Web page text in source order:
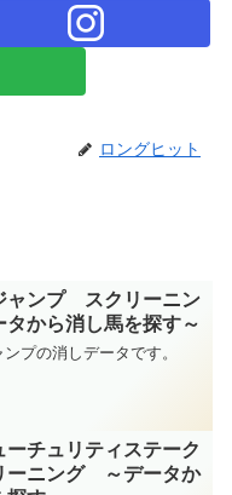
ロングヒット
ャンプ スクリーニン
から消し馬を探す～
プの消しデータです。
ーチュリティステーク
ニング ～データか